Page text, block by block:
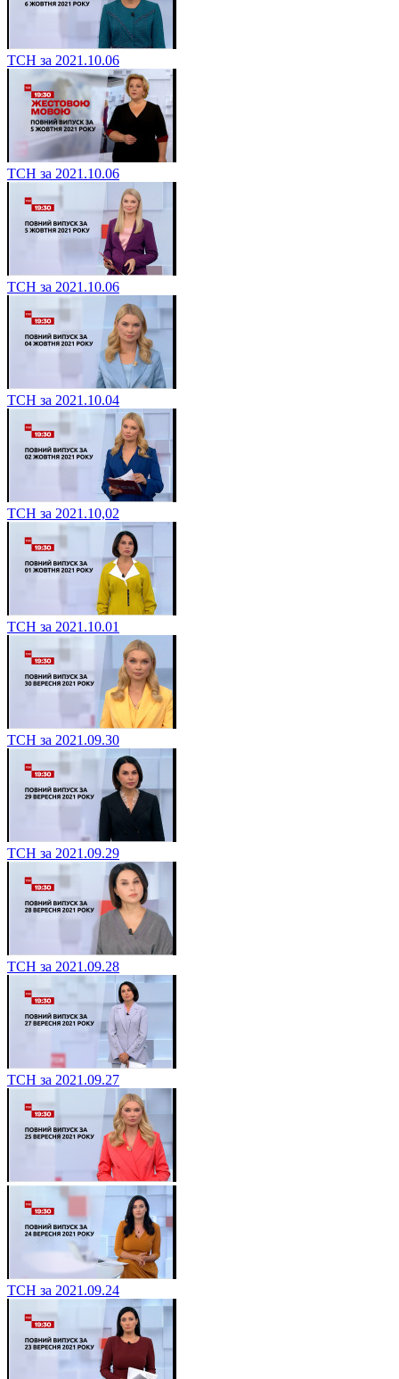
ТСН за 2021.10.06
ТСН за 2021.10.06
ТСН за 2021.10.06
ТСН за 2021.10.04
ТСН за 2021.10,02
ТСН за 2021.10.01
ТСН за 2021.09.30
ТСН за 2021.09.29
ТСН за 2021.09.28
ТСН за 2021.09.27
ТСН за 2021.09.24